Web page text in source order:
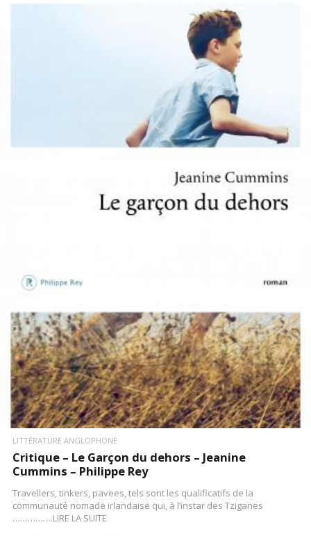
LITTÉRATURE ANGLOPHONE
Critique – Le Garçon du dehors – Jeanine
Cummins – Philippe Rey
Travellers, tinkers, pavees, tels sont les qualificatifs de la
communauté nomade irlandaise qui, à l’instar des Tziganes
…………….LIRE LA SUITE